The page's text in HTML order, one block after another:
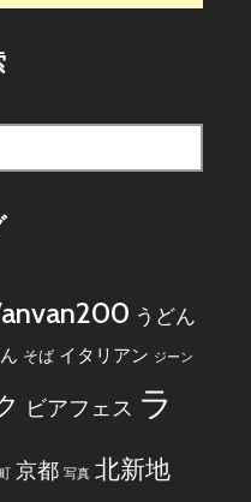
うどん
そば イタリアン ジーン
ビアフェス ラ
京都 写真 北新地